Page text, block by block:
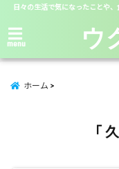
日々の生活で気になったことや
menu ウ
ホーム
「